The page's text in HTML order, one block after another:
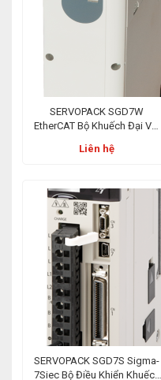
SERVOPACK SGD7W
EtherCAT Bộ Khuếch Đại Với
Mạng EtherCAT
Liên hệ
SERVOPACK SGD7S Sigma-
7Siec Bộ Điều Khiển Khuếch